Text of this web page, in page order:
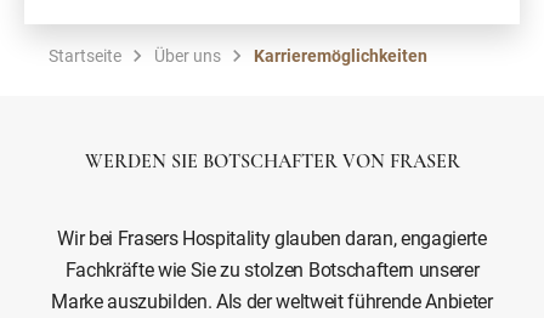
Startseite Über uns Karrieremöglichkeiten
WERDEN SIE BOTSCHAFTER VON FRASER
Wir bei Frasers Hospitality glauben daran, engagierte
Fachkräfte wie Sie zu stolzen Botschaftern unserer
Marke auszubilden. Als der weltweit führende Anbieter